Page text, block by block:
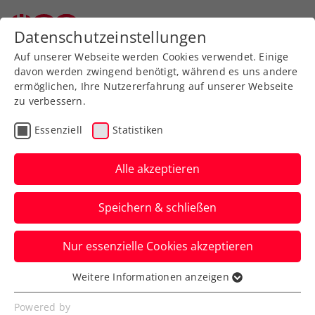
Zurück zur Newsübersicht
Turniere
ÖTV-
Jugendmeisterschaften
2024: Mittersill und
Bramberg als Top-
Gastgeber
Die nationalen Titelkämpfe in Salzburg für
Datenschutzeinstellungen
Auf unserer Webseite werden Cookies verwendet. Einige
davon werden zwingend benötigt, während es uns andere
ermöglichen, Ihre Nutzererfahrung auf unserer Webseite
zu verbessern.
Essenziell Statistiken
Alle akzeptieren
Speichern & schließen
Nur essenzielle Cookies akzeptieren
Essenziell
Essenzielle Cookies werden für grundlegende
Weitere Informationen anzeigen
Powered by